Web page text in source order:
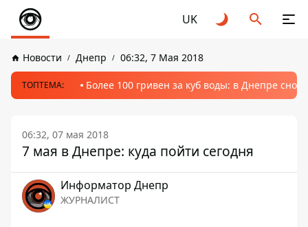
UK
Новости Днепр 06:32, 7 Мая 2018
ТОПТЕМА: Более 100 гривен за куб воды: в Днепре
06:32, 07 мая 2018
7 мая в Днепре: куда пойти сегодня
Информатор Днепр
ЖУРНАЛИСТ